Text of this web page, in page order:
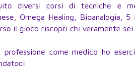
diversi corsi di tecniche e
Omega Healing, Bioanalogia,
il gioco riscopri chi veramente
professione come medico ho